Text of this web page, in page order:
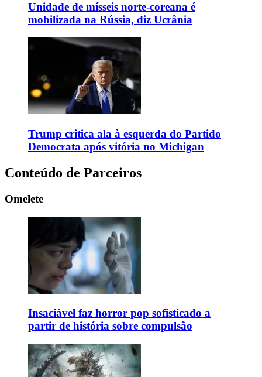
Unidade de mísseis norte-coreana é
mobilizada na Rússia, diz Ucrânia
Trump critica ala à esquerda do Partido
Democrata após vitória no Michigan
Conteúdo de Parceiros
Omelete
Insaciável faz horror pop sofisticado a
partir de história sobre compulsão